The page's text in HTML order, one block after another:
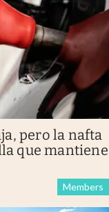
pero la nafta
que mantiene
Members